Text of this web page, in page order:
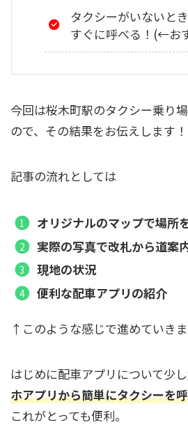
タクシーがいないと
すぐに呼べる！(←お
今回は桜木町駅のタクシー乗り
ので、その結果をお伝えします！
記事の流れとしては
オリジナルのマップで場所
実際の写真で改札から道案
現地の状況
便利な配車アプリの紹介
↑このような感じで進めていきま
はじめに配車アプリについて少し
ホアプリから簡単にタクシーを
これがとっても便利。